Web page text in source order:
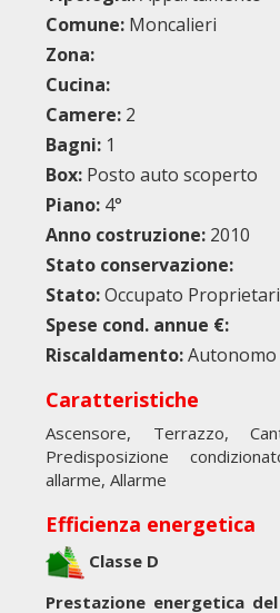
Comune: Moncalieri
Zona:
Cucina:
Camere: 2
Bagni: 1
Box: Posto auto scoperto
Piano: 4°
Anno costruzione: 2010
Stato conservazione:
Stato:Occupato
Spese cond. annue €:
Riscaldamento:Autonomo
Caratteristiche
Ascensore, Terrazzo,
Predisposizione
allarme, Allarme
Efficienza energetica
Classe D
Prestazione energetica